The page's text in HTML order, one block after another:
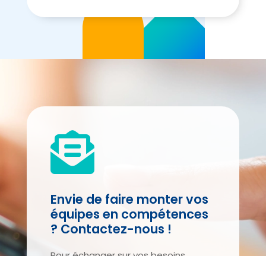

Envie de faire monter vos
équipes en compétences
? Contactez-nous !